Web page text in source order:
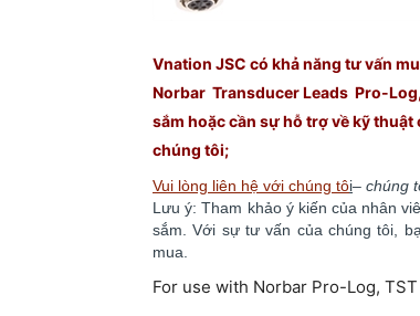
Vnation JSC có khả năng tư vấn
Norbar Transducer Leads Pro-Log,
sắm hoặc cần sự hỗ trợ về kỹ
chúng tôi;
Vui lòng liên hệ với chúng tôi– chúng
Lưu ý: Tham khảo ý kiến của nhân
sắm. ​​Với sự tư vấn của chúng tôi,
mua.
For use with Norbar Pro-Log,